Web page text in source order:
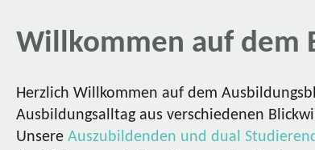
Willkommen auf dem
Herzlich Willkommen auf dem
Ausbildungsalltag aus verschiedenen
Unsere Auszubildenden und dual